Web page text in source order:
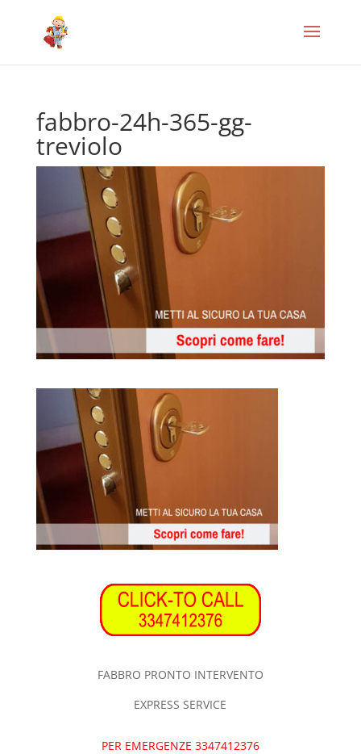
fabbro-24h-365-gg-
treviolo
FABBRO PRONTO INTERVENTO
EXPRESS SERVICE
PER EMERGENZE 3347412376